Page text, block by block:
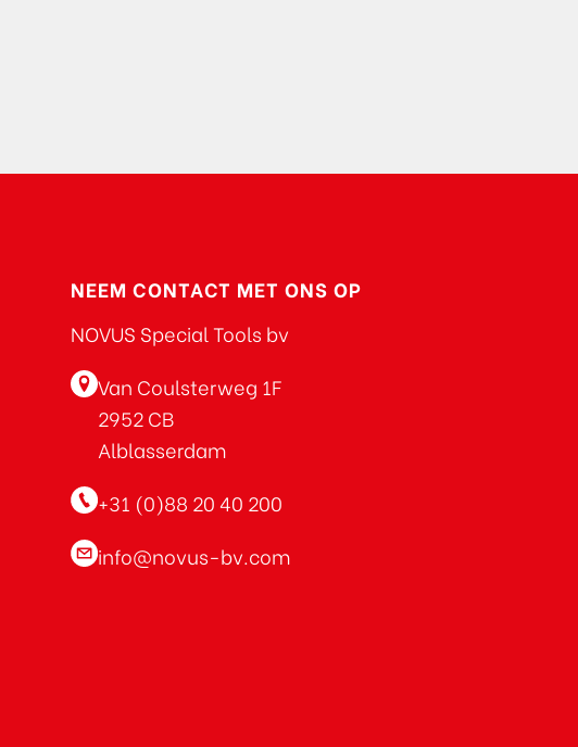
NEEM CONTACT MET ONS OP
NOVUS Special Tools bv
Van Coulsterweg 1F
2952 CB
Alblasserdam
+31 (0)88 20 40 200
info@novus-bv.com